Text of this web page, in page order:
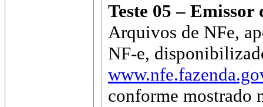
Teste 05 – Emissor
Arquivos de NFe,
NF-e,
conforme mostrado